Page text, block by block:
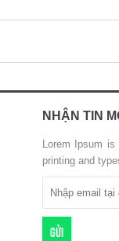
NHẬN TIN
Lorem Ipsum
printing and